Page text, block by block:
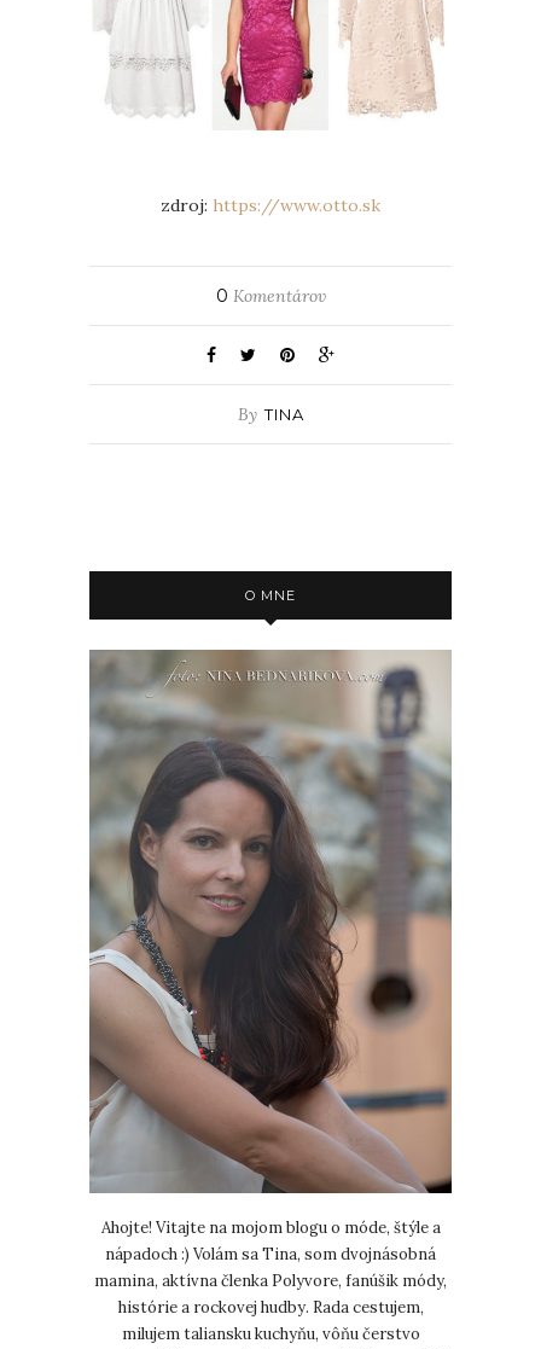
zdroj: https://www.otto.sk
0 Komentárov
By TINA
O MNE
Ahojte! Vitajte na mojom blogu o móde, štýle a
nápadoch :) Volám sa Tina, som dvojnásobná
mamina, aktívna členka Polyvore, fanúšik módy,
histórie a rockovej hudby. Rada cestujem,
milujem taliansku kuchyňu, vôňu čerstvo